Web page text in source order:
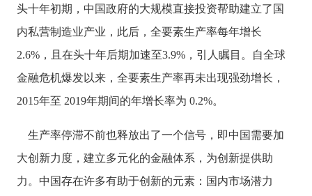
头十年初期，中国政府的大规模直接投资帮助建立了国
内私营制造业产业，此后，全要素生产率每年增长
2.6%，且在头十年后期加速至3.9%，引人瞩目。自全球
金融危机爆发以来，全要素生产率再未出现强劲增长，
2015年至 2019年期间的年增长率为 0.2%。
生产率停滞不前也释放出了一个信号，即中国需要加
大创新力度，建立多元化的金融体系，为创新提供助
力。中国存在许多有助于创新的元素：国内市场潜力